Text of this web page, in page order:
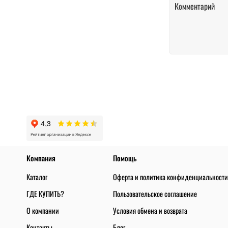
Компания
Каталог
ГДЕ КУПИТЬ?
О компании
Помощь
Оферта и политика конфиденциальности
Пользовательское соглашение
Условия обмена и возврата